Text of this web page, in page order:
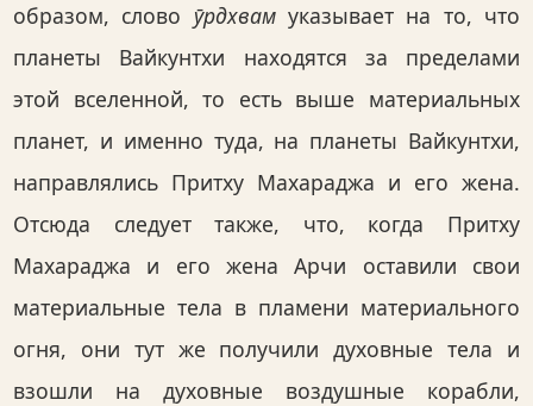
образом, слово ӯрдхвамуказывает на то, что
планеты Вайкунтхи находятся за пределами
этой вселенной, то есть выше материальных
планет, и именно туда, на планеты Вайкунтхи,
направлялись Притху Махараджа и его жена.
Отсюда следует также, что, когда Притху
Махараджа и его жена Арчи оставили свои
материальные тела в пламени материального
огня, они тут же получили духовные тела и
взошли на духовные воздушные корабли,